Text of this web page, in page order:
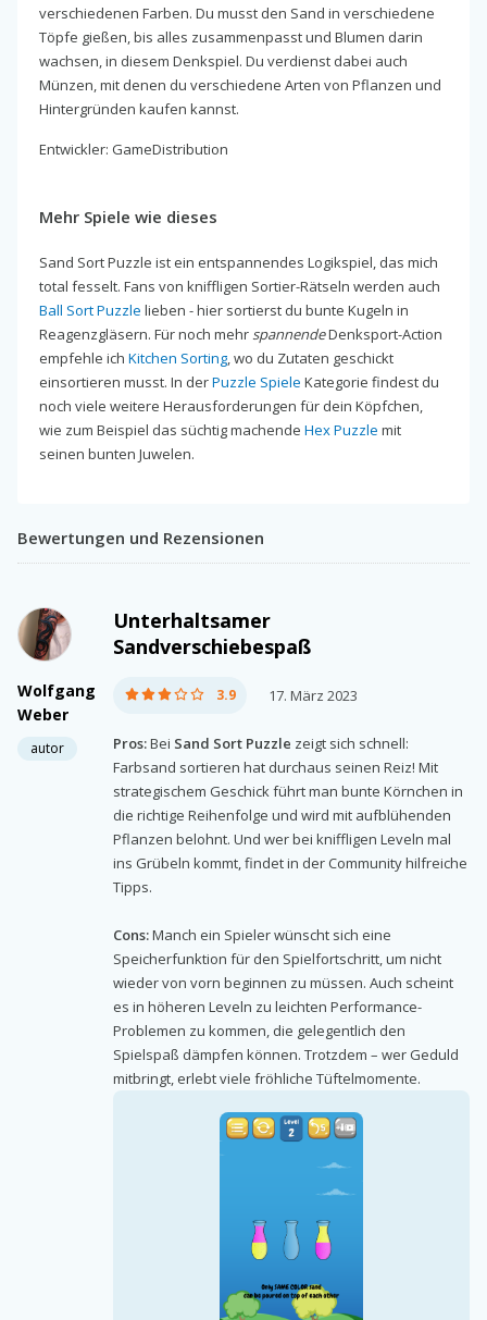
verschiedenen Farben. Du musst den Sand in verschiedene
Töpfe gießen, bis alles zusammenpasst und Blumen darin
wachsen, in diesem Denkspiel. Du verdienst dabei auch
Münzen, mit denen du verschiedene Arten von Pflanzen und
Hintergründen kaufen kannst.
Entwickler: GameDistribution
Mehr Spiele wie dieses
Sand Sort Puzzle ist ein entspannendes Logikspiel, das mich
total fesselt. Fans von kniffligen Sortier-Rätseln werden auch
Ball Sort Puzzle lieben - hier sortierst du bunte Kugeln in
Reagenzgläsern. Für noch mehrspannendeDenksport-Action
empfehle ich Kitchen Sorting, wo du Zutaten geschickt
einsortieren musst. In derPuzzle Spiele Kategorie findest du
noch viele weitere Herausforderungen für dein Köpfchen,
wie zum Beispiel das süchtig machende Hex Puzzle mit
seinen bunten Juwelen.
Bewertungen und Rezensionen
Wolfgang
Weber
autor
Unterhaltsamer
Sandverschiebespaß
3.9 17. März 2023
Pros:Bei Sand Sort Puzzle zeigt sich schnell:
Farbsand sortieren hat durchaus seinen Reiz! Mit
strategischem Geschick führt man bunte Körnchen in
die richtige Reihenfolge und wird mit aufblühenden
Pflanzen belohnt. Und wer bei kniffligen Leveln mal
ins Grübeln kommt, findet in der Community hilfreiche
Tipps.
Cons:Manch ein Spieler wünscht sich eine
Speicherfunktion für den Spielfortschritt, um nicht
wieder von vorn beginnen zu müssen. Auch scheint
es in höheren Leveln zu leichten Performance-
Problemen zu kommen, die gelegentlich den
Spielspaß dämpfen können. Trotzdem – wer Geduld
mitbringt, erlebt viele fröhliche Tüftelmomente.